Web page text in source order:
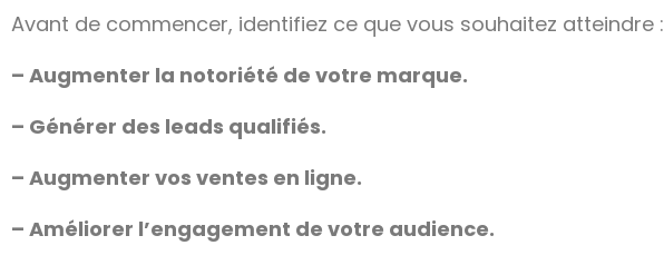
Avant de commencer, identifiez ce que vous souhaitez atteindre :
– Augmenter la notoriété de votre marque.
– Générer des leads qualifiés.
– Augmenter vos ventes en ligne.
– Améliorer l’engagement de votre audience.